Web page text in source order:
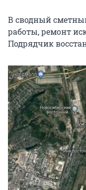
В сводный
работы, ремонт
Подрядчик